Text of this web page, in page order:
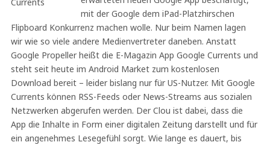
mit der Google dem iPad-Platzhirschen
Flipboard Konkurrenz machen wolle. Nur beim Namen lagen
wir wie so viele andere Medienvertreter daneben. Anstatt
Google Propeller heißt die E-Magazin App Google Currents und
steht seit heute im Android Market zum kostenlosen
Download bereit – leider bislang nur für US-Nutzer. Mit Google
Currents können RSS-Feeds oder News-Streams aus sozialen
Netzwerken abgerufen werden. Der Clou ist dabei, dass die
App die Inhalte in Form einer digitalen Zeitung darstellt und für
ein angenehmes Lesegefühl sorgt. Wie lange es dauert, bis